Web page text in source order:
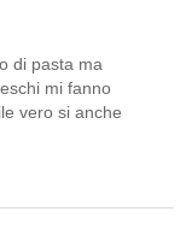
di pasta ma
mi fanno
vero si anche